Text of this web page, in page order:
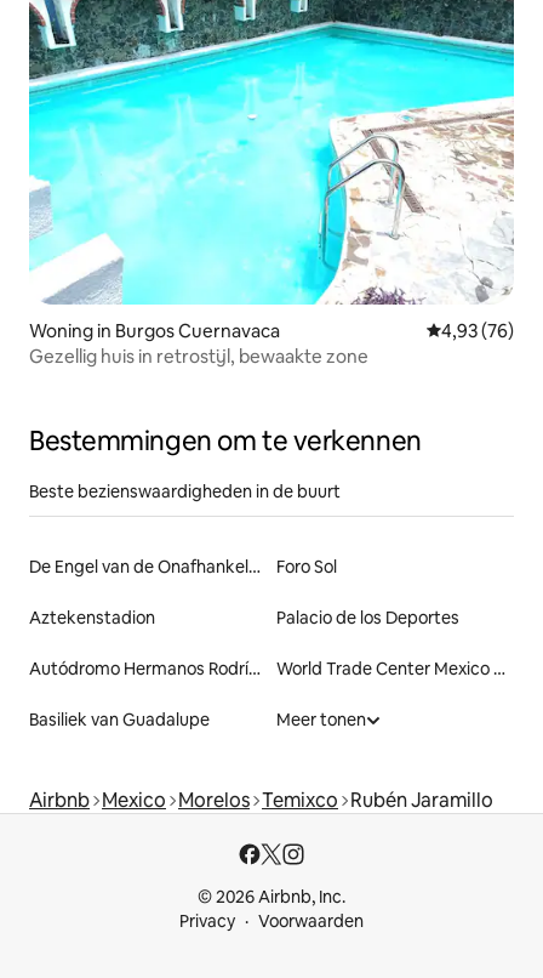
Woning in Burgos Cuernavaca Gemiddelde
4,93 (76)
Gezellig huis in retrostijl, bewaakte zone
Bestemmingen om te verkennen
Beste bezienswaardigheden in de buurt
De Engel van de Onafhankelijkheid Foro Sol
Aztekenstadion Palacio de los Deportes
Autódromo Hermanos Rodríguez World Trade Center Mexico City
Basiliek van Guadalupe Meer tonen
Airbnb Mexico Morelos Temixco Rubén Jaramillo
© 2026 Airbnb, Inc.
Privacy
Voorwaarden